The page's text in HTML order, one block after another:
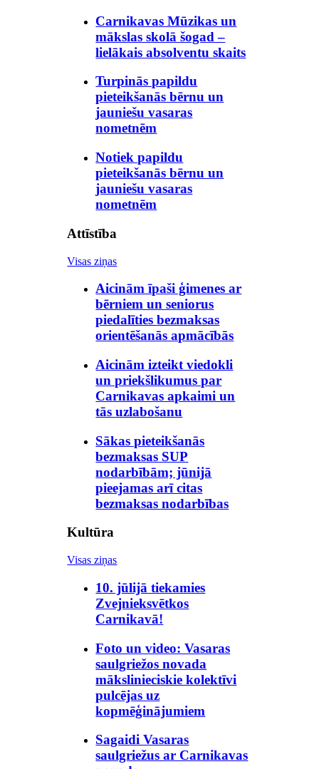
Carnikavas Mūzikas un
mākslas skolā šogad –
lielākais absolventu skaits
Turpinās papildu
pieteikšanās bērnu un
jauniešu vasaras
nometnēm
Notiek papildu
pieteikšanās bērnu un
jauniešu vasaras
nometnēm
Attīstība
Visas ziņas
Aicinām īpaši ģimenes ar
bērniem un seniorus
piedalīties bezmaksas
orientēšanās apmācībās
Aicinām izteikt viedokli
un priekšlikumus par
Carnikavas apkaimi un
tās uzlabošanu
Sākas pieteikšanās
bezmaksas SUP
nodarbībām; jūnijā
pieejamas arī citas
bezmaksas nodarbības
Kultūra
Visas ziņas
10. jūlijā tiekamies
Zvejnieksvētkos
Carnikavā!
Foto un video: Vasaras
saulgriežos novada
mākslinieciskie kolektīvi
pulcējas uz
kopmēģinājumiem
Sagaidi Vasaras
saulgriežus ar Carnikavas